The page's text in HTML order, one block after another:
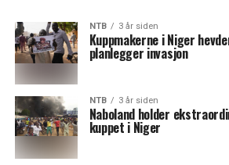
NTB 3 år siden
Kuppmakerne i Niger
planlegger invasjon
NTB 3 år siden
Naboland holder
kuppet i Niger